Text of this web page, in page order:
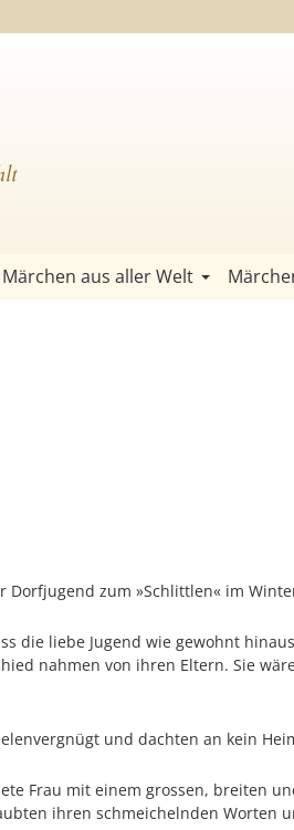
Märchen aus aller Welt
Dorfjugend zum »Schlittlen« im
die liebe Jugend wie gewohnt
nahmen von ihren Eltern. Sie
und dachten an kein
Frau mit einem grossen, breiten
ihren schmeichelnden Worten